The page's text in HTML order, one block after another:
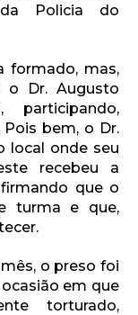
Policia do
formado, mas,
o Dr. Augusto
participando,
bem, o Dr.
local onde seu
recebeu a
que o
turma e que,
o preso foi
em que
torturado,